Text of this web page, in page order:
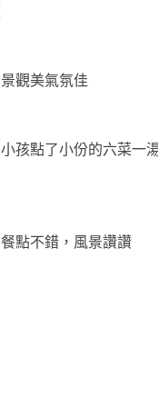
觀美氣氛佳
孩點了小份的六菜一
點不錯，風景讚讚